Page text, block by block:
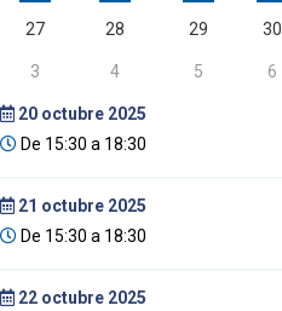
27 28 29 30
3 4 5 6
20 octubre 2025
De 15:30 a 18:30
21 octubre 2025
De 15:30 a 18:30
22 octubre 2025